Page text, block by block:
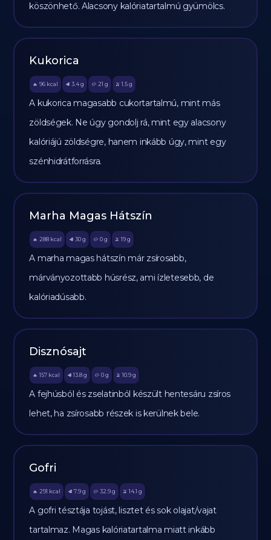
köszönhető. Alacsony kalóriatartalmú gyümölcs.
Kukorica
🔥 96 kcal 🥩 3.4 g 🥔 21 g 🫒 1.5 g
A kukorica magasabb cukortartalmú, mint más
zöldségek. Ne úgy gondolj rá, mint egy alacsony
kalóriájú zöldségre, hanem inkább úgy, mint egy
szénhidrátforrásra.
Marha Magas Hátszín
🔥 288 kcal 🥩 30 g 🥔 0g 🫒 19 g
A marha magas hátszín már zsírosabb,
márványozottabb húsrész, ami ízletesebb, de
kalóriadúsabb.
Disznósajt
🔥 157 kcal 🥩 13.8 g 🥔 0g 🫒 10.9 g
A fejhúsból és zselatinból készült hentesáru zsíros
lehet, ha zsírosabb részek is kerülnek bele.
Gofri
🔥 291 kcal 🥩 7.9 g 🥔 32.9g 🫒 14.1 g
A gofri tésztája tojást, lisztet és sok olajat/vajat
tartalmaz. Magas kalóriatartalma miatt inkább